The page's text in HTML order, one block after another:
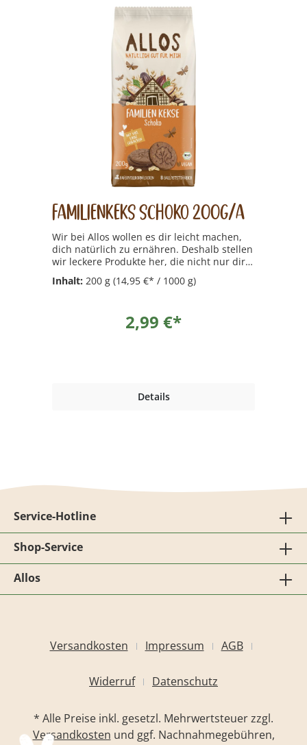
Familienkeks Schoko 200g/A
Wir bei Allos wollen es dir leicht machen,
dich natürlich zu ernähren. Deshalb stellen
wir leckere Produkte her, die nicht nur dir
schmecken, sondern auch unserem
Planeten. Das alles tun wir, damit du sagst:
Inhalt: 200 g (14,95 €* / 1000 g)
2,99 €*
Details
Service-Hotline
Shop-Service
Allos
Versandkosten Impressum AGB
Widerruf Datenschutz
* Alle Preise inkl. gesetzl. Mehrwertsteuer zzgl.
Versandkosten und ggf. Nachnahmegebühren,